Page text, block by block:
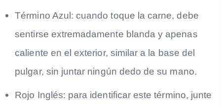
Término Azul: cuando toque la carne, debe
sentirse extremadamente blanda y apenas
caliente en el exterior, similar a la base del
pulgar, sin juntar ningún dedo de su mano.
Rojo Inglés: para identificar este término, junte